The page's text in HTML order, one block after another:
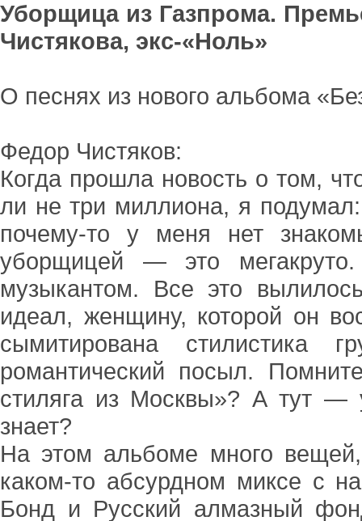
Уборщица из Газпрома.
Чистякова, экс-«Ноль»
О песнях из нового альбома
Федор Чистяков:
Когда прошла новость о том,
ли не три миллиона, я
почему-то у меня нет
уборщицей — это
музыкантом. Все это
идеал, женщину, которой он
сымитирована
романтический посыл.
стиляга из Москвы»? А тут —
знает?
На этом альбоме много
каком-то абсурдном миксе с
Бонд и Русский алмазный